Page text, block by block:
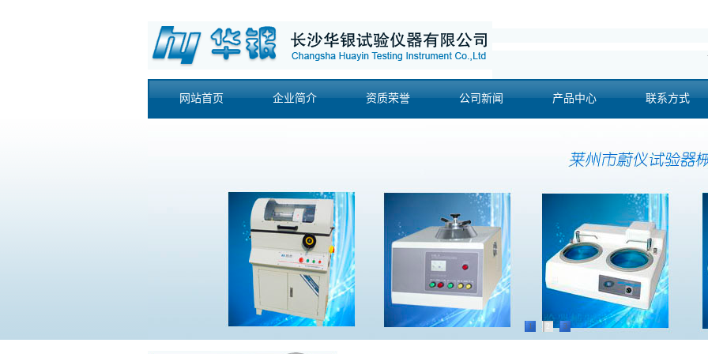
网站首页 企业简介 资质荣誉 公司新闻 产品中心 联系方式
1 3